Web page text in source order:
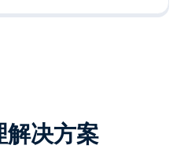
解决方案